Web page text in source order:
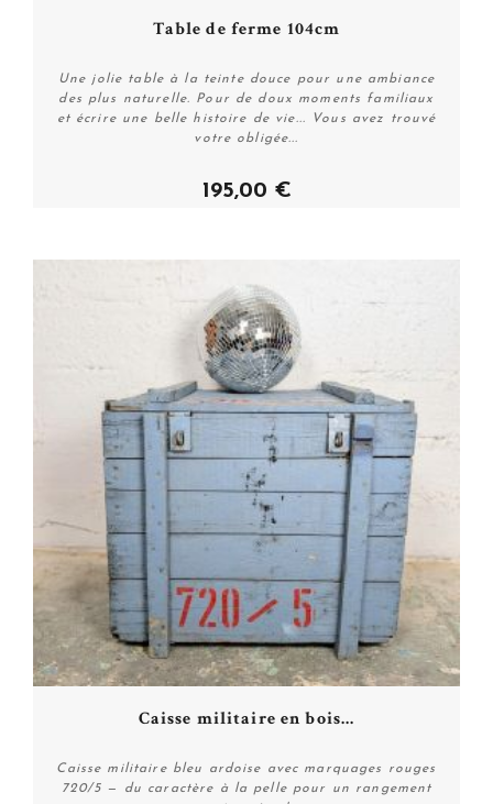
Acheter
Table de ferme 104cm
Une jolie table à la teinte douce pour une ambiance
des plus naturelle. Pour de doux moments familiaux
et écrire une belle histoire de vie... Vous avez trouvé
votre obligée...
195,00 €
Caisse militaire en bois...
Caisse militaire bleu ardoise avec marquages rouges
720/5 — du caractère à la pelle pour un rangement